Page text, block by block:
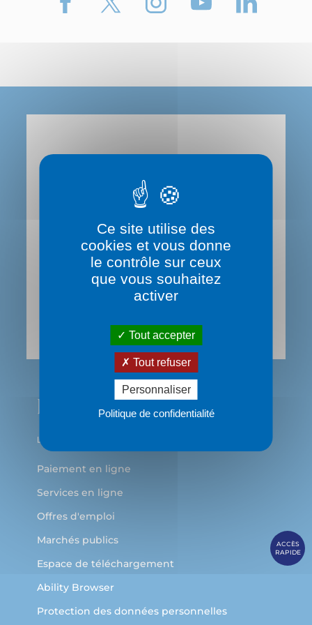
ACCÈS
RAPIDE
Paiement en ligne
Services en ligne
Offres d'emploi
Marchés publics
Espace de téléchargement
Ability Browser
Protection des données personnelles
Contactez-nous
0 800 869 869 (service gratuit)
Hôtel du Département
69483 LYON Cedex 03
Ce site utilise des
cookies et vous donne
le contrôle sur ceux
que vous souhaitez
activer
Tout accepter
Tout refuser
Personnaliser
Politique de confidentialité